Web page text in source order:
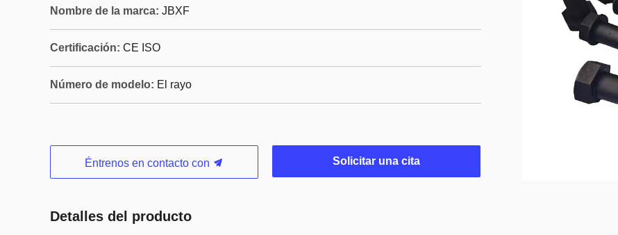
Nombre de la marca: JBXF
Certificación: CE ISO
Número de modelo: El rayo
Éntrenos en contacto con Solicitar una cita
Detalles del producto